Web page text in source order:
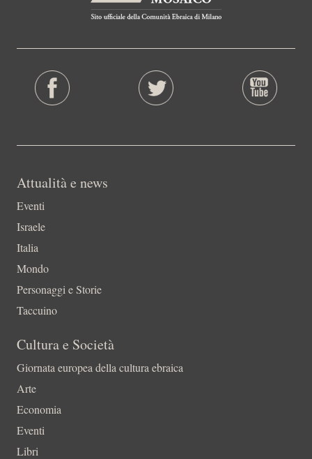
Attualità e news
Eventi
Israele
Italia
Mondo
Personaggi e Storie
Taccuino
Cultura e Società
Giornata europea della cultura ebraica
Arte
Economia
Eventi
Libri